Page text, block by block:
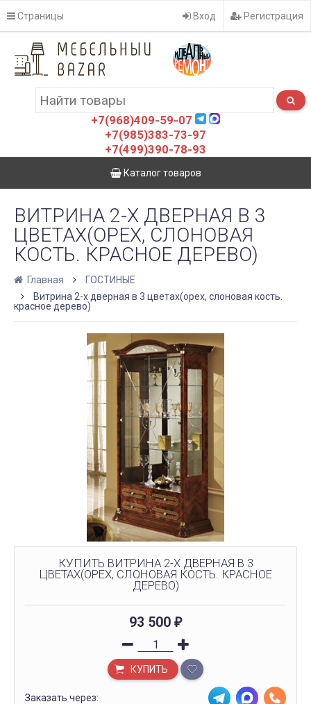
Страницы Вход Регистрация
+7(968)409-59-07
+7(985)383-73-97
+7(499)390-78-93
Каталог товаров
ВИТРИНА 2-Х ДВЕРНАЯ В 3
ЦВЕТАХ(ОРЕХ, СЛОНОВАЯ
КОСТЬ. КРАСНОЕ ДЕРЕВО)
Главная
ГОСТИНЫЕ
Витрина 2-х дверная в 3 цветах(орех, слоновая кость.
красное дерево)
КУПИТЬ ВИТРИНА 2-Х ДВЕРНАЯ В 3
ЦВЕТАХ(ОРЕХ, СЛОНОВАЯ КОСТЬ. КРАСНОЕ
ДЕРЕВО)
93 500 ₽
КУПИТЬ
Заказать через: